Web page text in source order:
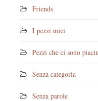
Friends
I pezzi miei
Pezzi che ci sono
Senza categoria
Senza parole